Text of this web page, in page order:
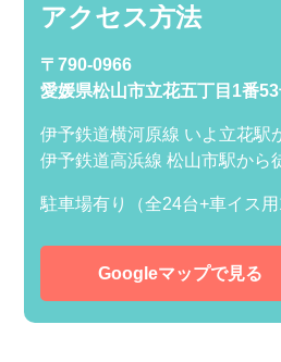
アクセス方法
〒790-0966
愛媛県松山市立花五丁目1番
伊予鉄道横河原線 いよ立花駅
伊予鉄道高浜線 松山市駅から
駐車場有り（全24台+車イス用
Googleマップで見る